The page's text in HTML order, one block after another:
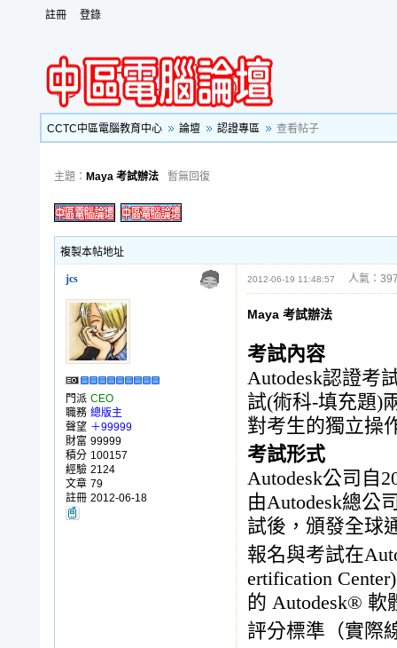
註冊 登錄
CCTC中區電腦教育中心 論壇 認證專區 查看帖子
主題： Maya 考試辦法 暫無回復
複製本帖地址
jcs 2012-06-19 11:48:57 人氣：
門派 CEO
職務 總版主
聲望 ＋99999
財富 99999
積分 100157
經驗 2124
文章 79
註冊 2012-06-18
Maya 考試辦法
考試內容
Autodesk認證考
試(術科-填充題)
對考生的獨立操
考試形式
Autodesk公司自
由Autodesk總公
試後，頒發全球
報名與考試在
ertification
的 Autodesk® 軟
評分標準（實際